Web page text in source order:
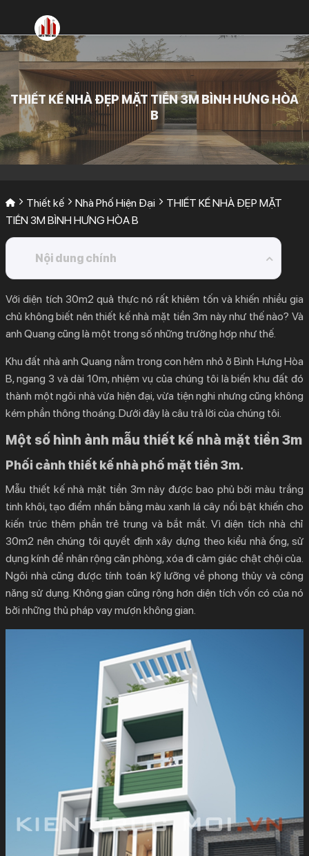
nội
dung
THIẾT KẾ NHÀ ĐẸP MẶT TIỀN 3M BÌNH HƯNG HÒA
B
Thiết kế Nhà Phố Hiện Đại
THIẾT KẾ NHÀ ĐẸP MẶT
TIỀN 3M BÌNH HƯNG HÒA B
Nội dung chính
Phối cảnh thiết kế nhà phố mặt tiền 3m.
1.2. Thiết kế phòng khách mẫu thiết kế nhà phố mặt tiền
1.3. Phòng bếp mẫu thiết kế mặt tiền 3m.
1.4.
Thiết kế phòng ngủ mẫu thiết kế mặt tiền 3m.
Với diện tích 30m2 quả thực nó rất khiêm tốn và khiến nhiều gia
chủ không biết nên thiết kế nhà mặt tiền 3m này như thế nào? Và
anh Quang cũng là một trong số những trường hợp như thế.
Khu đất nhà anh Quang nằm trong con hẻm nhỏ ở Bình Hưng Hòa
B, ngang 3 và dài 10m, nhiệm vụ của chúng tôi là biến khu đất đó
thành một ngôi nhà vừa hiện đại, vừa tiện nghi nhưng cũng không
kém phần thông thoáng. Dưới đây là câu trả lời của chúng tôi.
Một số hình ảnh mẫu thiết kế nhà mặt tiền 3m
Phối cảnh thiết kế nhà phố mặt tiền 3m.
Mẫu thiết kế nhà mặt tiền 3m này được bao phủ bời màu trắng
tinh khôi, tạo điểm nhấn bằng màu xanh lá cây nổi bật khiến cho
kiến trúc thêm phần trẻ trung và bắt mắt. Vì diện tích nhà chỉ
30m2 nên chúng tôi quyết định xây dựng theo kiểu nhà ống, sử
dụng kính để nhân rộng căn phòng, xóa đi cảm giác chật chội của.
Ngôi nhà cũng được tính toán kỹ lưỡng về phong thủy và công
năng sử dụng. Không gian cũng rộng hơn diện tích vốn có của nó
bởi những thủ pháp vay mượn không gian.